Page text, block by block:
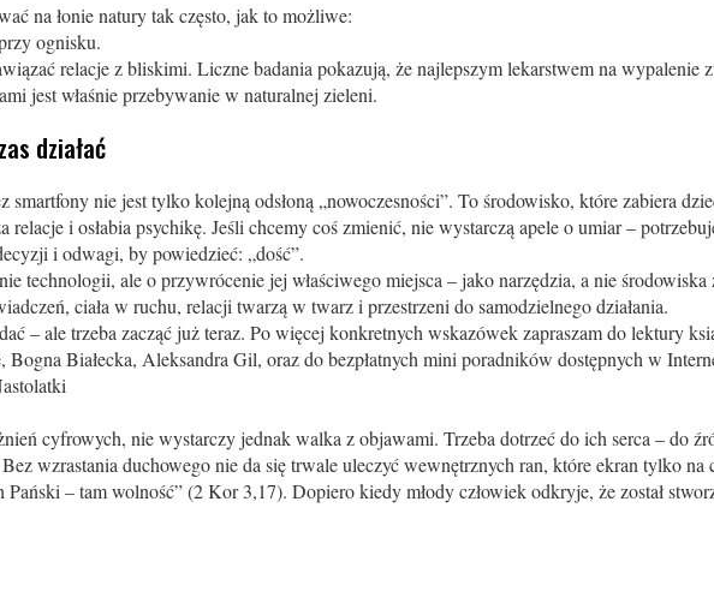
na łonie natury tak często, jak to możliwe:
ognisku.
relacje z bliskimi. Liczne badania pokazują, że najlepszym lekarstwem na wypalenie
jest właśnie przebywanie w naturalnej zieleni.
działać
smartfony nie jest tylko kolejną odsłoną „nowoczesności”. To środowisko, które zabiera
relacje i osłabia psychikę. Jeśli chcemy coś zmienić, nie wystarczą apele o umiar –
i odwagi, by powiedzieć: „dość”.
technologii, ale o przywrócenie jej właściwego miejsca – jako narzędzia, a nie środowiska
ciała w ruchu, relacji twarzą w twarz i przestrzeni do samodzielnego działania.
– ale trzeba zacząć już teraz. Po więcej konkretnych wskazówek zapraszam do lektury
Bogna Białecka, Aleksandra Gil, oraz do bezpłatnych mini poradników dostępnych w
cyfrowych, nie wystarczy jednak walka z objawami. Trzeba dotrzeć do ich serca – do
wzrastania duchowego nie da się trwale uleczyć wewnętrznych ran, które ekran tylko na
– tam wolność” (2 Kor 3,17). Dopiero kiedy młody człowiek odkryje, że został